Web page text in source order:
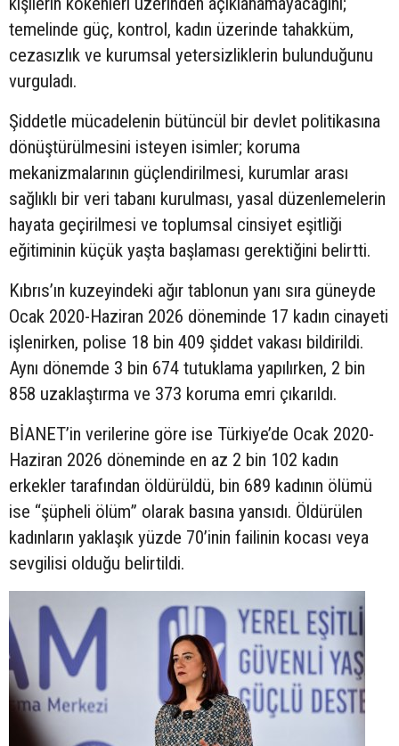
temelinde güç, kontrol, kadın üzerinde tahakküm,
cezasızlık ve kurumsal yetersizliklerin bulunduğunu
vurguladı.
Şiddetle mücadelenin bütüncül bir devlet politikasına
dönüştürülmesini isteyen isimler; koruma
mekanizmalarının güçlendirilmesi, kurumlar arası
sağlıklı bir veri tabanı kurulması, yasal düzenlemelerin
hayata geçirilmesi ve toplumsal cinsiyet eşitliği
eğitiminin küçük yaşta başlaması gerektiğini belirtti.
Kıbrıs’ın kuzeyindeki ağır tablonun yanı sıra güneyde
Ocak 2020-Haziran 2026 döneminde 17 kadın cinayeti
işlenirken, polise 18 bin 409 şiddet vakası bildirildi.
Aynı dönemde 3 bin 674 tutuklama yapılırken, 2 bin
858 uzaklaştırma ve 373 koruma emri çıkarıldı.
BİANET’in verilerine göre ise Türkiye’de Ocak 2020-
Haziran 2026 döneminde en az 2 bin 102 kadın
erkekler tarafından öldürüldü, bin 689 kadının ölümü
ise “şüpheli ölüm” olarak basına yansıdı. Öldürülen
kadınların yaklaşık yüzde 70’inin failinin kocası veya
sevgilisi olduğu belirtildi.